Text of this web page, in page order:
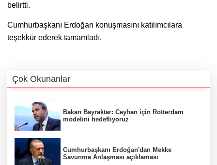
belirtti.
Cumhurbaşkanı Erdoğan konuşmasını katılımcılara
teşekkür ederek tamamladı.
Çok Okunanlar
Bakan Bayraktar: Ceyhan için Rotterdam
modelini hedefliyoruz
Cumhurbaşkanı Erdoğan'dan Mekke
Savunma Anlaşması açıklaması